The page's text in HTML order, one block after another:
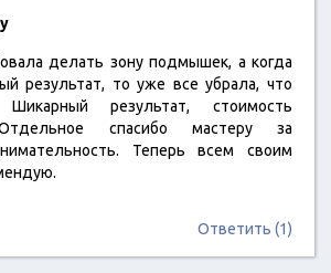
делать зону подмышек, а когда
результат, то уже все убрала, что
результат, стоимость
спасибо мастеру за
Теперь всем своим
Ответить (1)